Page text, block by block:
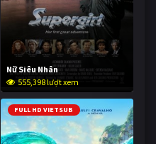
Nữ Siêu Nhân
555,398 lượt xem
FULL HD VIETSUB